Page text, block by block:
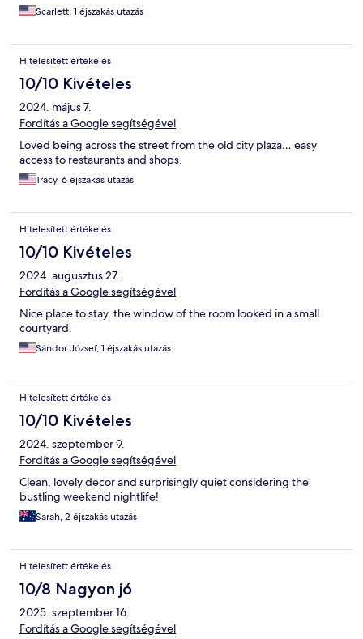
Scarlett, 1 éjszakás utazás
Hitelesített értékelés
10/10 Kivételes
2024. május 7.
Fordítás a Google segítségével
Loved being across the street from the old city plaza… easy
access to restaurants and shops.
Tracy, 6 éjszakás utazás
Hitelesített értékelés
10/10 Kivételes
2024. augusztus 27.
Fordítás a Google segítségével
Nice place to stay, the window of the room looked in a small
courtyard.
Sándor József, 1 éjszakás utazás
Hitelesített értékelés
10/10 Kivételes
2024. szeptember 9.
Fordítás a Google segítségével
Clean, lovely decor and surprisingly quiet considering the
bustling weekend nightlife!
Sarah, 2 éjszakás utazás
Hitelesített értékelés
10/8 Nagyon jó
2025. szeptember 16.
Fordítás a Google segítségével